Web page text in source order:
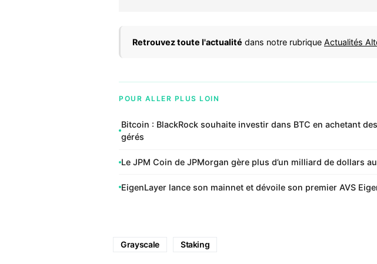
Retrouvez toute l'actualité dans notre rubrique Actualités
POUR ALLER PLUS LOIN
Bitcoin : BlackRock souhaite investir dans BTC en achetant
gérés
Le JPM Coin de JPMorgan gère plus d’un milliard de dollars
EigenLayer lance son mainnet et dévoile son premier AVS
Grayscale Staking